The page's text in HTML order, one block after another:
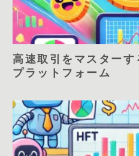
高速取引をマスターす
プラットフォーム